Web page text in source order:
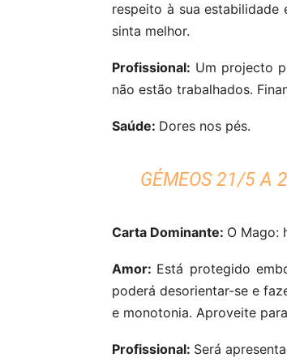
respeito à sua estabilidade
sinta melhor.
Profissional: Um projecto
não estão trabalhados.
Saúde: Dores nos pés.
GÉMEOS 21/5 A
Carta Dominante: O Mago:
Amor: Está protegido
poderá desorientar-se e
e monotonia. Aproveite
Profissional: Será